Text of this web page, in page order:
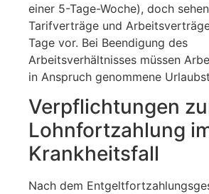
einer 5-Tage-Woche), doch
Tarifverträge und
Tage vor. Bei Beendigung des
Arbeitsverhältnisses müssen
in Anspruch genommene
Verpflichtungen
Lohnfortzahlung
Krankheitsfall
Nach dem